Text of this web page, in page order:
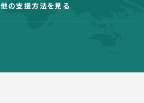
他の支援方法を見る